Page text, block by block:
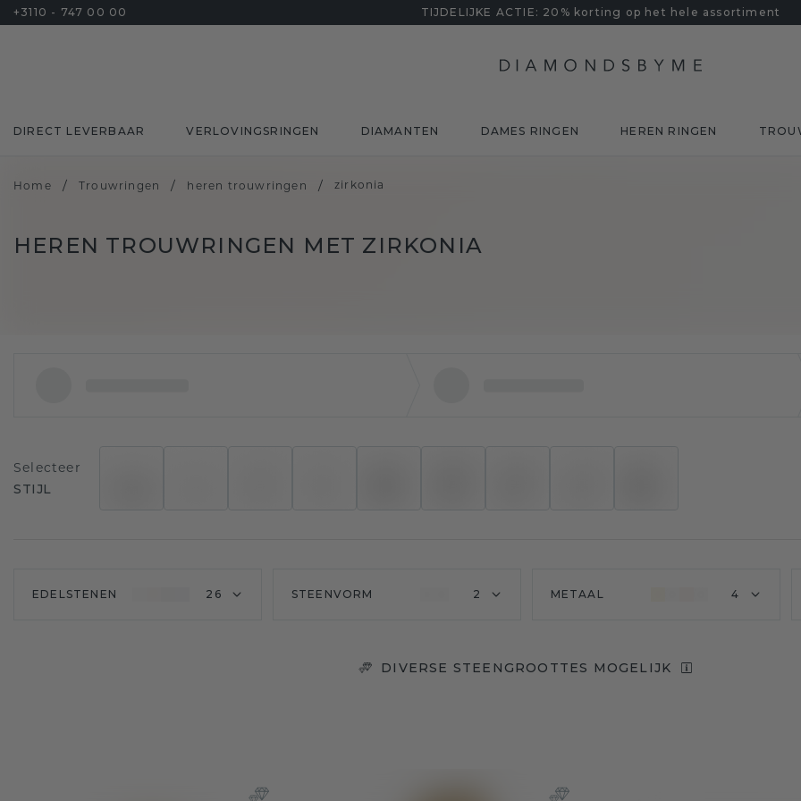
+3110 - 747 00 00 TIJDELIJKE ACTIE: 20% korting op het hele assortiment
DIRECT LEVERBAAR VERLOVINGSRINGEN DIAMANTEN DAMES RINGEN HEREN RINGEN
Home / Trouwringen / heren trouwringen / zirkonia
HEREN TROUWRINGEN MET ZIRKONIA
Selecteer
STIJL
EDELSTENEN 26 STEENVORM 2 METAAL 4
DIVERSE STEENGROOTTES MOGELIJK